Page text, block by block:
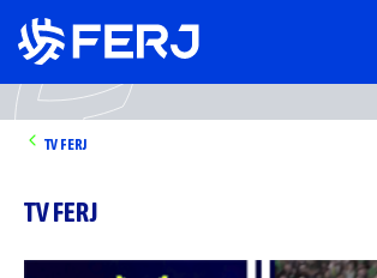
TV FERJ
TV FERJ